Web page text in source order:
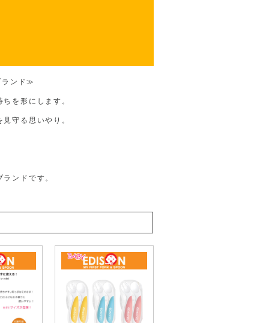
ランド≫
を形にします。
守る思いやり。
ンドです。